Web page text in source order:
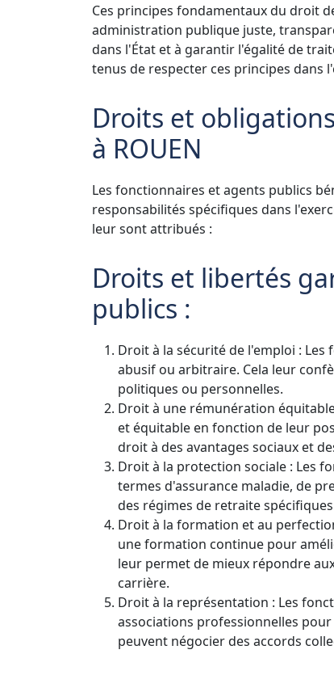
Ces principes fondamentaux du droit
administration publique juste,
dans l'État et à garantir l'égalité de
tenus de respecter ces principes
Droits et
à ROUEN
Les fonctionnaires et agents publics
responsabilités spécifiques dans
leur sont attribués :
Droits et libertés
publics :
Droit à la sécurité de l'emploi :
abusif ou arbitraire. Cela leur
politiques ou personnelles.
Droit à une rémunération
et équitable en fonction de leur
droit à des avantages sociaux et
Droit à la protection sociale : Les
termes d'assurance maladie, de
des régimes de retraite
Droit à la formation et au
une formation continue pour
leur permet de mieux répondre
carrière.
Droit à la représentation : Les
associations professionnelles
peuvent négocier des accords